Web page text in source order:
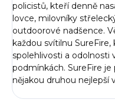
policistů, kteří denně
lovce, milovníky
outdoorové nadšence.
každou svítilnu
spolehlivosti a odolnosti
podmínkách. SureFire
nějakou druhou nejlepší